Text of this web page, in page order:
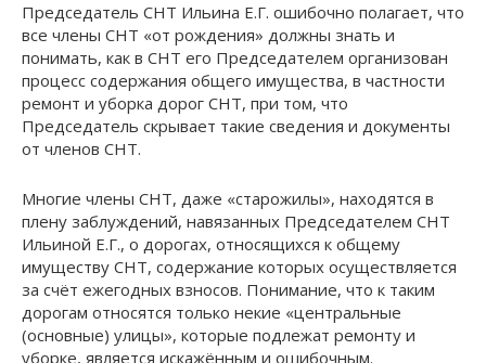
Председатель СНТ Ильина Е.Г. ошибочно полагает, что
все члены СНТ «от рождения» должны знать и
понимать, как в СНТ его Председателем организован
процесс содержания общего имущества, в частности
ремонт и уборка дорог СНТ, при том, что
Председатель скрывает такие сведения и документы
от членов СНТ.
Многие члены СНТ, даже «старожилы», находятся в
плену заблуждений, навязанных Председателем СНТ
Ильиной Е.Г., о дорогах, относящихся к общему
имуществу СНТ, содержание которых осуществляется
за счёт ежегодных взносов. Понимание, что к таким
дорогам относятся только некие «центральные
(основные) улицы», которые подлежат ремонту и
уборке, является искажённым и ошибочным.